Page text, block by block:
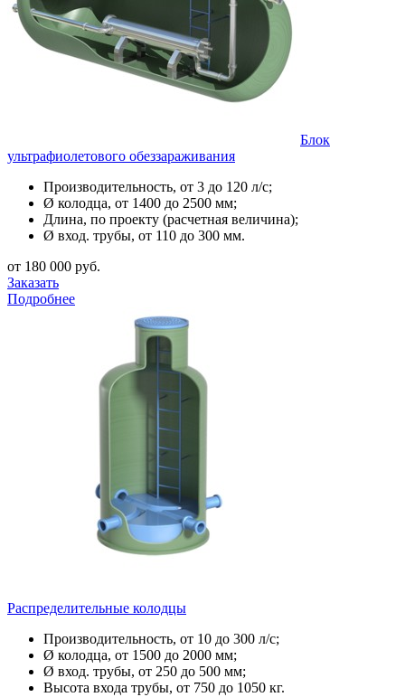
Блок
ультрафиолетового обеззараживания
Производительность, от 3 до 120 л/с;
Ø колодца, от 1400 до 2500 мм;
Длина, по проекту (расчетная величина);
Ø вход. трубы, от 110 до 300 мм.
от 180 000 руб.
Заказать
Подробнее
Распределительные колодцы
Производительность, от 10 до 300 л/с;
Ø колодца, от 1500 до 2000 мм;
Ø вход. трубы, от 250 до 500 мм;
Высота входа трубы, от 750 до 1050 кг.